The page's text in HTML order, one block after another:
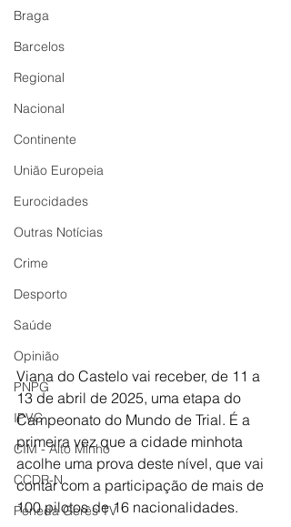
Braga
Barcelos
Regional
Nacional
Continente
União Europeia
Eurocidades
Outras Notícias
Crime
Desporto
Saúde
Opinião
PNPG
IPVC
CIM - Alto Minho
CCDR-N
Peneda Gerês TV
Viana do Castelo vai receber, de 11 a
13 de abril de 2025, uma etapa do
Campeonato do Mundo de Trial. É a
primeira vez que a cidade minhota
acolhe uma prova deste nível, que vai
contar com a participação de mais de
100 pilotos de 16 nacionalidades.